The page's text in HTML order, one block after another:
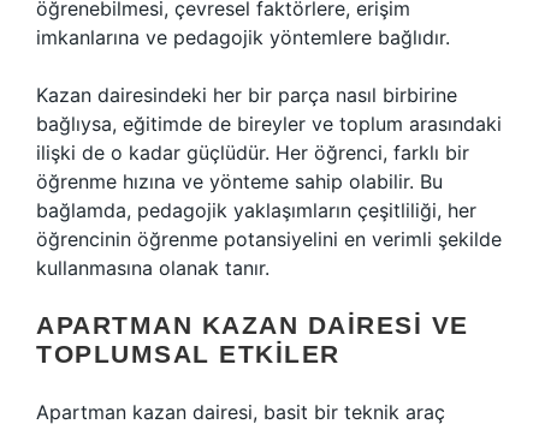
öğrenebilmesi, çevresel faktörlere, erişim
imkanlarına ve pedagojik yöntemlere bağlıdır.
Kazan dairesindeki her bir parça nasıl birbirine
bağlıysa, eğitimde de bireyler ve toplum arasındaki
ilişki de o kadar güçlüdür. Her öğrenci, farklı bir
öğrenme hızına ve yönteme sahip olabilir. Bu
bağlamda, pedagojik yaklaşımların çeşitliliği, her
öğrencinin öğrenme potansiyelini en verimli şekilde
kullanmasına olanak tanır.
APARTMAN KAZAN DAIRESI VE
TOPLUMSAL ETKILER
Apartman kazan dairesi, basit bir teknik araç